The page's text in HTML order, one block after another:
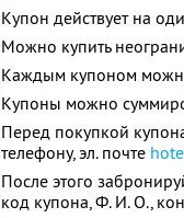
Купон действует на
Можно купить
Каждым купоном
Купоны можно
Перед покупкой
телефону, эл. почте
После этого
код купона,Ф. И. О.,